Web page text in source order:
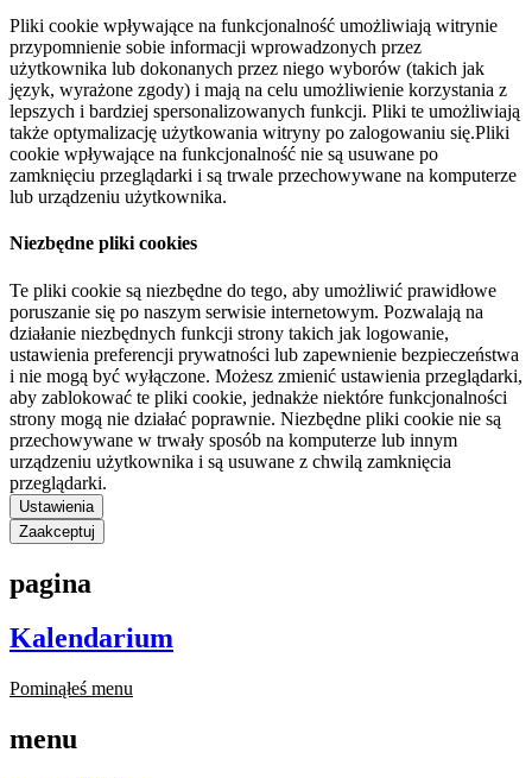
Pliki cookie wpływające na funkcjonalność umożliwiają witrynie
przypomnienie sobie informacji wprowadzonych przez
użytkownika lub dokonanych przez niego wyborów (takich jak
język, wyrażone zgody) i mają na celu umożliwienie korzystania z
lepszych i bardziej spersonalizowanych funkcji. Pliki te umożliwiają
także optymalizację użytkowania witryny po zalogowaniu się.Pliki
cookie wpływające na funkcjonalność nie są usuwane po
zamknięciu przeglądarki i są trwale przechowywane na komputerze
lub urządzeniu użytkownika.
Niezbędne pliki cookies
Te pliki cookie są niezbędne do tego, aby umożliwić prawidłowe
poruszanie się po naszym serwisie internetowym. Pozwalają na
działanie niezbędnych funkcji strony takich jak logowanie,
ustawienia preferencji prywatności lub zapewnienie bezpieczeństwa
i nie mogą być wyłączone. Możesz zmienić ustawienia przeglądarki,
aby zablokować te pliki cookie, jednakże niektóre funkcjonalności
strony mogą nie działać poprawnie. Niezbędne pliki cookie nie są
przechowywane w trwały sposób na komputerze lub innym
urządzeniu użytkownika i są usuwane z chwilą zamknięcia
przeglądarki.
Ustawienia
Zaakceptuj
pagina
Kalendarium
Pominąłeś menu
menu